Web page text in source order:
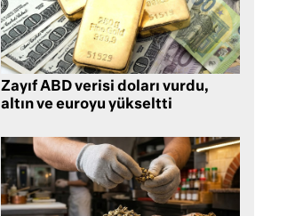
Zayıf ABD verisi doları vurdu,
altın ve euroyu yükseltti